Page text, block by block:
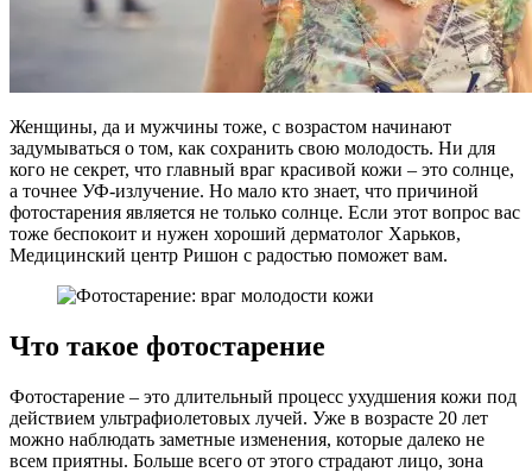
Женщины, да и мужчины тоже, с возрастом начинают
задумываться о том, как сохранить свою молодость. Ни для
кого не секрет, что главный враг красивой кожи – это солнце,
а точнее УФ-излучение. Но мало кто знает, что причиной
фотостарения является не только солнце. Если этот вопрос вас
тоже беспокоит и нужен хороший дерматолог Харьков,
Медицинский центр Ришон с радостью поможет вам.
Что такое фотостарение
Фотостарение – это длительный процесс ухудшения кожи под
действием ультрафиолетовых лучей. Уже в возрасте 20 лет
можно наблюдать заметные изменения, которые далеко не
всем приятны. Больше всего от этого страдают лицо, зона